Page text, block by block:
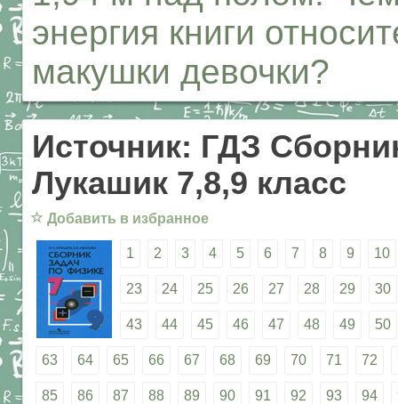
энергия книги
макушки девочки?
Источник: ГДЗ
Лукашик 7,8,9 класс
☆ Добавить в избранное
1 2 3 4 5 6 7 8 9 10
23 24 25 26 27 28 29 30
43 44 45 46 47 48 49 50
63 64 65 66 67 68 69 70 71 72
85 86 87 88 89 90 91 92 93 94